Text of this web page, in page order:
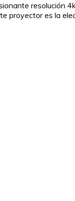
resolución
proyector es la